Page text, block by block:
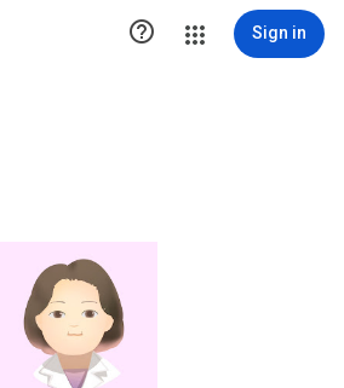
 Sign in